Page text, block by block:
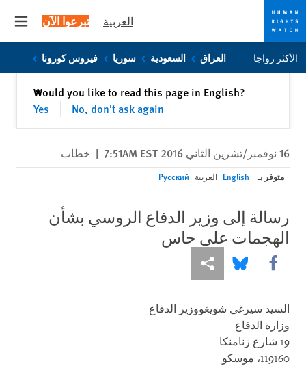
Skip
to
Skip
to
العربية تبرعوا الآن
الأكثر رواجا العراق السعودية سوريا فيروس كورونا
Would you like to read this page in English?
Yes
No, don't ask again
✕إغلاق
16 نوفمبر/تشرين الثاني 2016 7:51AM EST | خطاب
متوفر بـ English العربية Русский
رسالة إلى وزير الدفاع الروسي بشأن
الهجمات على حاس
Share this via Facebook
Share this via Bluesky
Share this via مشاركة
السيد سيرغي شويغووزير الدفاع
وزارة الدفاع
19 شارع زنامنكا
119160، موسكو